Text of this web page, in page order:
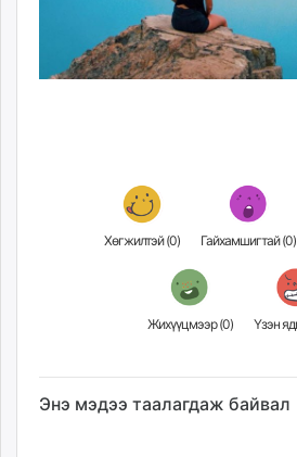
Хөгжилтэй (0) Гайхамшигтай (0)
Жихүүцмээр (0)
Энэ мэдээ таалагдаж байвал